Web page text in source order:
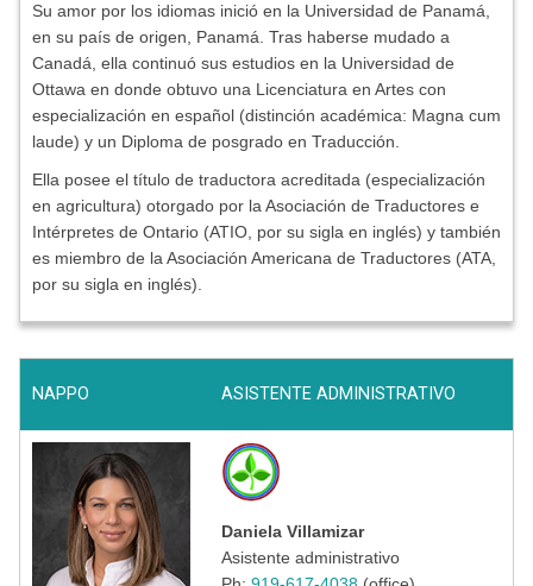
Su amor por los idiomas inició en la Universidad de Panamá,
en su país de origen, Panamá. Tras haberse mudado a
Canadá, ella continuó sus estudios en la Universidad de
Ottawa en donde obtuvo una Licenciatura en Artes con
especialización en español (distinción académica: Magna cum
laude) y un Diploma de posgrado en Traducción.
Ella posee el título de traductora acreditada (especialización
en agricultura) otorgado por la Asociación de Traductores e
Intérpretes de Ontario (ATIO, por su sigla en inglés) y también
es miembro de la Asociación Americana de Traductores (ATA,
por su sigla en inglés).
NAPPO ASISTENTE ADMINISTRATIVO
Daniela Villamizar
Asistente administrativo